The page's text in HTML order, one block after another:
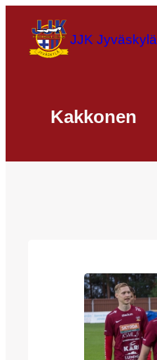
sisältöön
JJK Jyväskylä
Kakkonen